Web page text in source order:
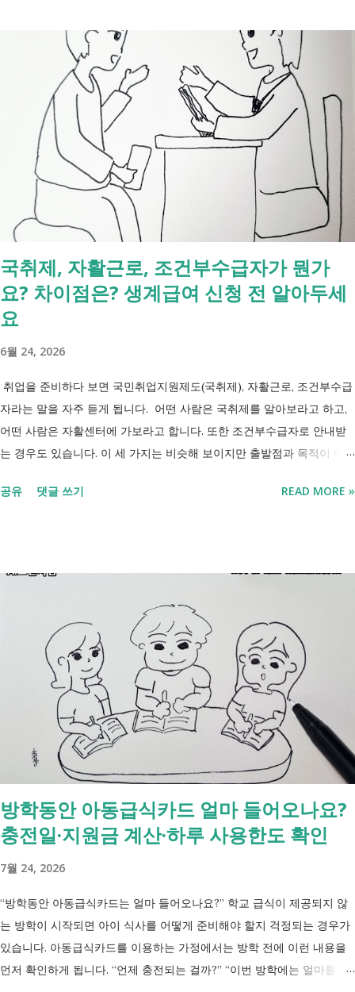
모든 절차를 대신 처리해주지는 않습니다. 행정복지센터에서는 - 금융재
산, 부동산, 세금, 연금 등 '조회' 신청할 수 있습니다. 나머지는 직접 해야
합니다. - 상속포기 또는 한정승인 법원 - 상속세, 취득세 신고 세무서, 시
군구청 - 예금 인출, 보험금 청구 은행, 보험사 사망신고 당일에 끝낼 수
있는 건 '신청까지', 처리는 2주 후 부터입니다. [조회되는 것 vs 안되는
것] 구분 조회 가능 조회 불가 금융 은행, 보험, 증권 사금융, 개인 간 거래
세금 국세, 지방세 - 자산 부동산, 자동차 해외 자산, 현금 기타 연금 사업
상 채무, 구독 [함께보면 좋은 링크] - 부모님 사망 후 ...
국취제, 자활근로, 조건부수급자가 뭔가
요? 차이점은? 생계급여 신청 전 알아두세
요
6월 24, 2026
취업을 준비하다 보면 국민취업지원제도(국취제), 자활근로, 조건부수급
자라는 말을 자주 듣게 됩니다. 어떤 사람은 국취제를 알아보라고 하고,
어떤 사람은 자활센터에 가보라고 합니다. 또한 조건부수급자로 안내받
는 경우도 있습니다. 이 세 가지는 비슷해 보이지만 출발점과 목적이 다
것조차 포기하고 싶어집니다. 그래서 포기하지 않길 바라는 마음에 쉽게
고용노동부 보건복지부·지자체 보건복지부·지자체 대상 취업을 원하는
저소득층, 청년, 중장년 수급자 및 차상위계층 근로능력이 있는 생계급여
수급자 목적 취업 지원 자립 준비 수급 유지 조건 관리 지원 상담, 훈련,
수당 자활사업 참여, 자활급여 자활사업 또는 취업지원 참여 참여 여부
신청 상황에 따라 참여 사실상 의무 즉, 국민취업제도 는 취업을 준비하
는 사람을 돕는 제도입니다. 자활근로 는 일한 기회를 제공하면서 자립을
지원하는 제도입니다. 조건부수급자 는 하나의 제도라기보다 생계급여를
받는 과정에서 일정한 참여 의무가 있는 상태를 말합니다. [조건부과 생
계급여 바로가기] - [2026 최신] 근로능력 있어도 생계급여 받는 법? 조
건부과유예·제시유예 취업을 준비하는 청년이라면? 국민취업지원제도 A
씨는 29세입니다. 현재 직장이 없고 취업을 준비하고 있습니다. 생활이
들이 가장 먼저 알아보는 것이 국민취업지원제도 입니다. 고용센터를 통
해 취업 상담을 받고, 직업훈련에 참여하고, 요건에 따라 구직촉진수당을
받을 수도 있기 때문입니다. 중요한 점은 실제 목표가 취업이라는 ...
공유 댓글 쓰기 READ MORE »
방학동안 아동급식카드 얼마 들어오나요?
충전일·지원금 계산·하루 사용한도 확인
7월 24, 2026
“방학동안 아동급식카드는 얼마 들어오나요?” 학교 급식이 제공되지 않
는 방학이 시작되면 아이 식사를 어떻게 준비해야 할지 걱정되는 경우가
있습니다. 아동급식카드를 이용하는 가정에서는 방학 전에 이런 내용을
먼저 확인하게 됩니다. “언제 충전되는 걸까?” “이번 방학에는 얼마를 사